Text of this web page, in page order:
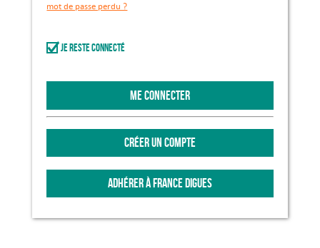
mot de passe perdu ?
Je reste connecté
ME CONNECTER
CRÉER UN COMPTE
ADHÉRER À FRANCE DIGUES